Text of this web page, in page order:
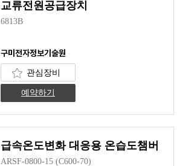
교류전원공급장치
6813B
구미전자정보기술원
관심장비
예약하기
급속온도변화 대응용 온습도챔버
ARSF-0800-15 (C600-70)